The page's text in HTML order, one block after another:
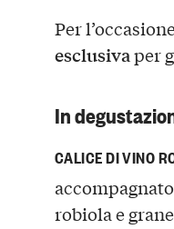
Per
esclusivaper
In
CALICE DI VINO
robiola e